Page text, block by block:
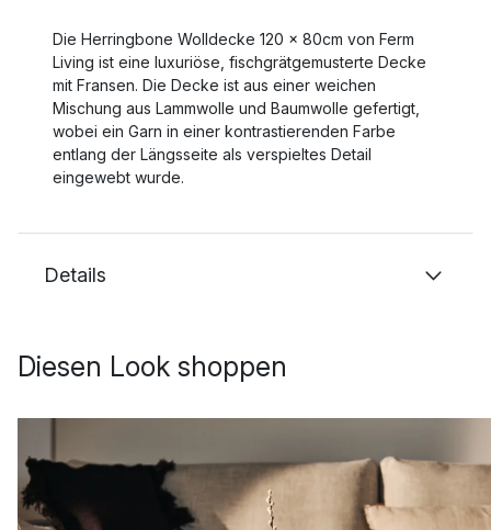
Die Herringbone Wolldecke 120 x 80cm von Ferm
Living ist eine luxuriöse, fischgrätgemusterte Decke
mit Fransen. Die Decke ist aus einer weichen
Mischung aus Lammwolle und Baumwolle gefertigt,
wobei ein Garn in einer kontrastierenden Farbe
entlang der Längsseite als verspieltes Detail
eingewebt wurde.
Details
Diesen Look shoppen